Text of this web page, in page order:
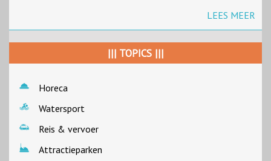
LEES MEER
||| TOPICS |||
Horeca
Watersport
Reis & vervoer
Attractieparken